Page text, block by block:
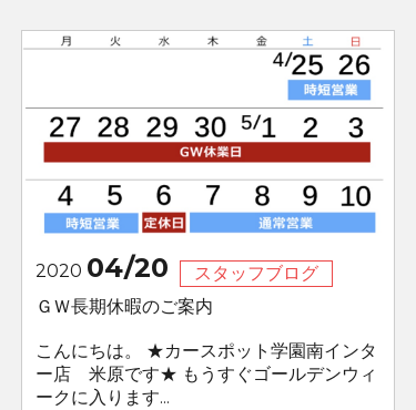
2020 04/20
スタッフブログ
ＧＷ長期休暇のご案内
こんにちは。 ★カースポット学園南インタ
ー店 米原です★ もうすぐゴールデンウィ
ークに入ります...